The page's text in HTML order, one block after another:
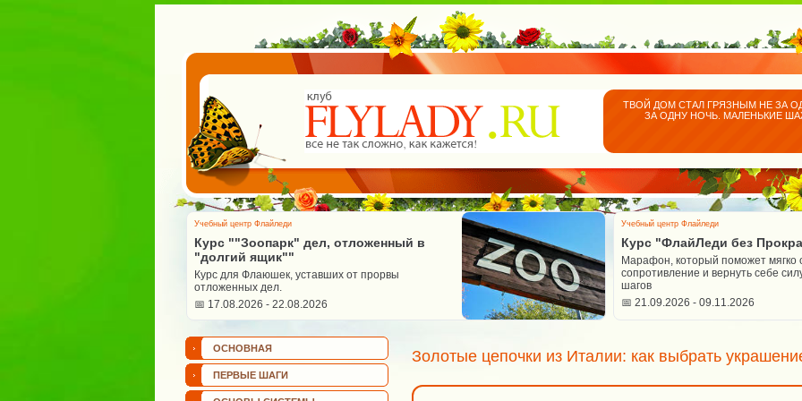
ТВОЙ ДОМ СТАЛ ГРЯЗНЫМ НЕ ЗА
ЗА ОДНУ НОЧЬ. МАЛЕНЬКИЕ
Учебный центр Флайледи
Курс ""Зоопарк" дел, отложенный в
"долгий ящик""
Курс для Флаюшек, уставших от прорвы
отложенных дел.
📅 17.08.2026 - 22.08.2026
Учебный центр Флайледи
Курс "ФлайЛеди без
Марафон, который поможет мягко
сопротивление и вернуть себе
шагов
📅 21.09.2026 - 09.11.2026
ОСНОВНАЯ
ПЕРВЫЕ ШАГИ
Золотые цепочки из Италии: как выбрать